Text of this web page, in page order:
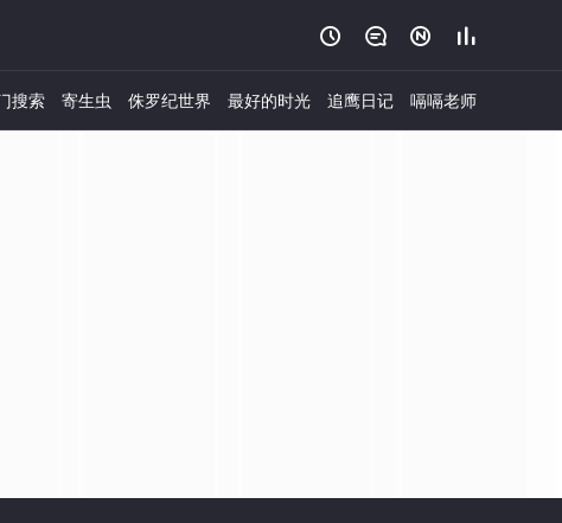
   
搜索 寄生虫 侏罗纪世界 最好的时光 追鹰日记 嗝嗝老师